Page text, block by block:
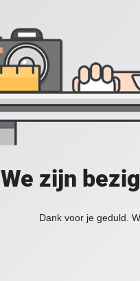
We zijn
Dank voor je geduld.